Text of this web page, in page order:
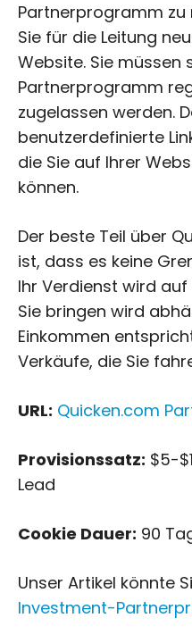
Partnerprogramm
Sie für die Leitung
Website. Sie müssen
Partnerprogramm
zugelassen werden.
benutzerdefinierte
die Sie auf Ihrer
können.
Der beste Teil über
ist, dass es keine
Ihr Verdienst wird
Sie bringen wird
Einkommen
Verkäufe, die Sie
URL: Quicken.com
Provisionssatz: $5-
Lead
Cookie Dauer: 90
Unser Artikel könnte
Investment-